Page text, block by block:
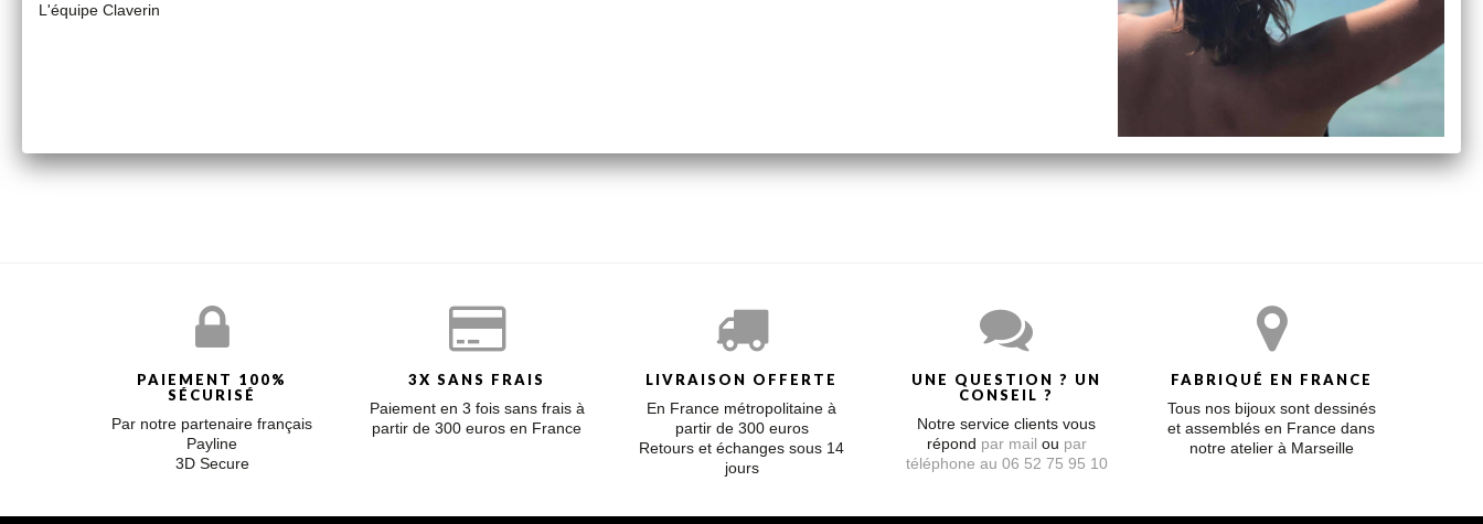
Pendentif enfant perle blanche 3/4 mm et croix en or jaune 18 carats sur chaîne en or jaune 18 carats (longueur de la chaîne : 36 cm).
Adorables sur nos bambins, la collection Claverin baby séduit les plus petits comme les plus grands et ajoute une touche rock-chic à tous les styles… Emblématiques du savoir-faire
PAIEMENT 100%
SÉCURISÉ
Par notre partenaire français
Payline
3D Secure
3X SANS FRAIS
Paiement en 3 fois sans frais à
partir de 300 euros en France
LIVRAISON OFFERTE
En France métropolitaine à
partir de 300 euros
Retours et échanges sous 14
jours
UNE QUESTION ? UN
CONSEIL ?
Notre service clients vous
répond par mail ou par
téléphone au 06 52 75 95 10
FABRIQUÉ EN FRANCE
Tous nos bijoux sont dessinés
et assemblés en France dans
notre atelier à Marseille
L'équipe Claverin